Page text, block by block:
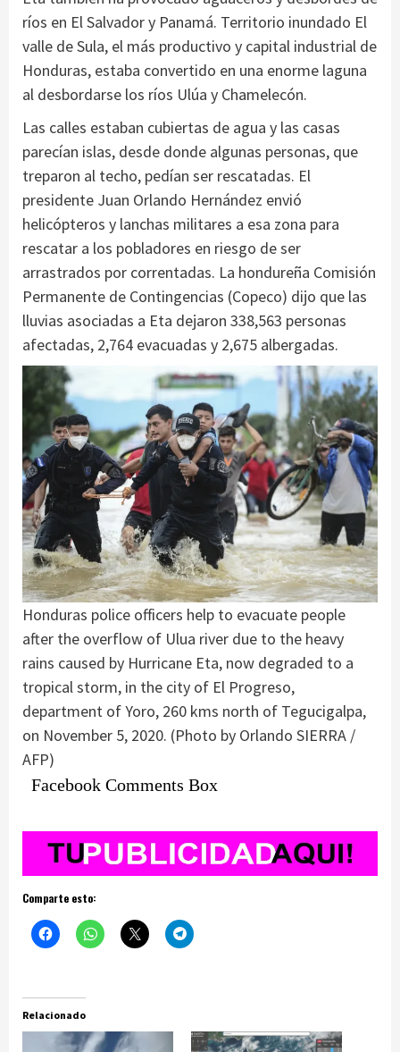
ríos en El Salvador y Panamá. Territorio inundado El
valle de Sula, el más productivo y capital industrial de
Honduras, estaba convertido en una enorme laguna
al desbordarse los ríos Ulúa y Chamelecón.
Las calles estaban cubiertas de agua y las casas
parecían islas, desde donde algunas personas, que
treparon al techo, pedían ser rescatadas. El
presidente Juan Orlando Hernández envió
helicópteros y lanchas militares a esa zona para
rescatar a los pobladores en riesgo de ser
arrastrados por correntadas. La hondureña Comisión
Permanente de Contingencias (Copeco) dijo que las
lluvias asociadas a Eta dejaron 338,563 personas
afectadas, 2,764 evacuadas y 2,675 albergadas.
Honduras police officers help to evacuate people
after the overflow of Ulua river due to the heavy
rains caused by Hurricane Eta, now degraded to a
tropical storm, in the city of El Progreso,
department of Yoro, 260 kms north of Tegucigalpa,
on November 5, 2020. (Photo by Orlando SIERRA /
AFP)
Facebook Comments Box
Comparte esto:
Relacionado